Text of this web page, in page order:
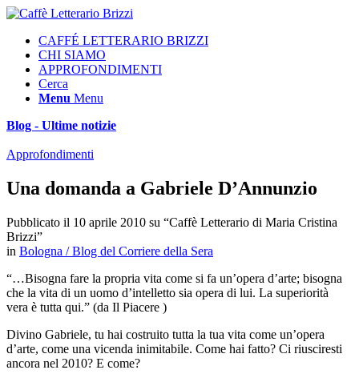
CAFFÉ LETTERARIO BRIZZI
CHI SIAMO
APPROFONDIMENTI
Cerca
Menu Menu
Blog - Ultime notizie
Approfondimenti
Una domanda a Gabriele D’Annunzio
Pubblicato il 10 aprile 2010 su “Caffè Letterario di Maria Cristina
Brizzi”
in Bologna / Blog del Corriere della Sera
“…Bisogna fare la propria vita come si fa un’opera d’arte; bisogna
che la vita di un uomo d’intelletto sia opera di lui. La superiorità
vera è tutta qui.” (da Il Piacere )
Divino Gabriele, tu hai costruito tutta la tua vita come un’opera
d’arte, come una vicenda inimitabile. Come hai fatto? Ci riusciresti
ancora nel 2010? E come?